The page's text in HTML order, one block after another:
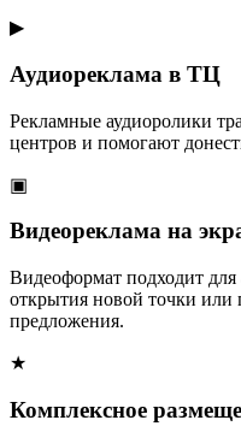
▶
Аудиореклама в ТЦ
Рекламные аудиоролики
центров и помогают
▣
Видеореклама на
Видеоформат подходит
открытия новой точки или
предложения.
★
Комплексное